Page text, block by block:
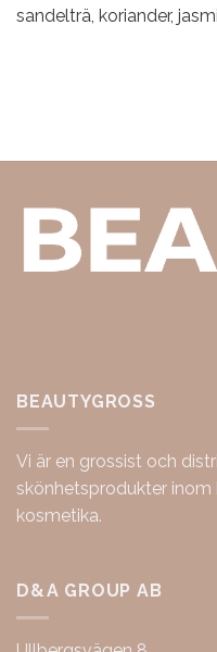
sandelträ, koriander,
BEAUTYGROSS
Vi är en grossist och
skönhetsprodukter
kosmetika.
D&A GROUP AB